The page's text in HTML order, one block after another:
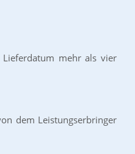
Lieferdatum mehr als vier
dem Leistungserbringer